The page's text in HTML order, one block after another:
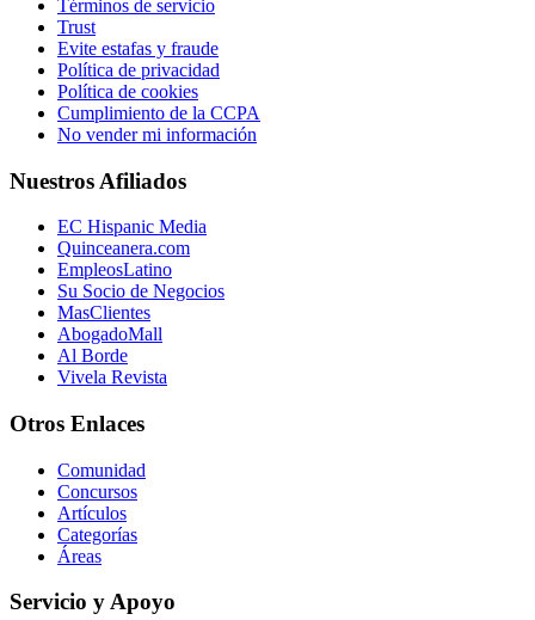
Términos de servicio
Trust
Evite estafas y fraude
Política de privacidad
Política de cookies
Cumplimiento de la CCPA
No vender mi información
Nuestros Afiliados
EC Hispanic Media
Quinceanera.com
EmpleosLatino
Su Socio de Negocios
MasClientes
AbogadoMall
Al Borde
Vivela Revista
Otros Enlaces
Comunidad
Concursos
Artículos
Categorías
Áreas
Servicio y Apoyo